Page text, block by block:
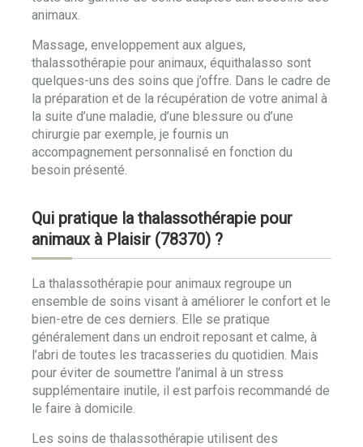
animaux.
Massage, enveloppement aux algues,
thalassothérapie pour animaux, équithalasso sont
quelques-uns des soins que j’offre. Dans le cadre de
la préparation et de la récupération de votre animal à
la suite d’une maladie, d’une blessure ou d’une
chirurgie par exemple, je fournis un
accompagnement personnalisé en fonction du
besoin présenté.
Qui pratique la thalassothérapie pour
animaux à Plaisir (78370) ?
La thalassothérapie pour animaux regroupe un
ensemble de soins visant à améliorer le confort et le
bien-etre de ces derniers. Elle se pratique
généralement dans un endroit reposant et calme, à
l’abri de toutes les tracasseries du quotidien. Mais
pour éviter de soumettre l’animal à un stress
supplémentaire inutile, il est parfois recommandé de
le faire à domicile.
Les soins de thalassothérapie utilisent des